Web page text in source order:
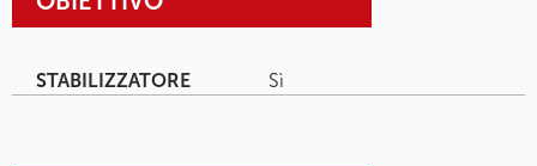
STABILIZZATORE Sì